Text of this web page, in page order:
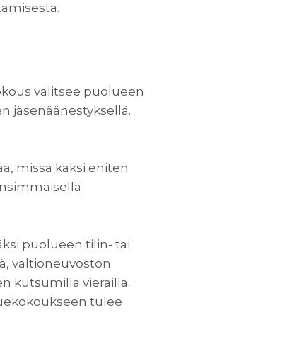
valitsee puolueen
jäsenäänestyksellä.
missä kaksi eniten
puolueen tilin- tai
valtioneuvoston
kutsumilla vierailla.
tulee